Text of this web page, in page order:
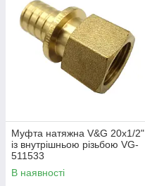
Муфта натяжна V&G 20x1/2"
із внутрішньою різьбою VG-
511533
В наявності